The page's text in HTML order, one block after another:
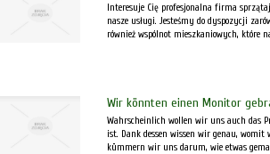
Interesuje Cię profesjonalna firma
nasze usługi. Jesteśmy do dyspozycji
również wspólnot mieszkaniowych, które
Wir könnten einen Monitor
Wahrscheinlich wollen wir uns auch das
ist. Dank dessen wissen wir genau,
kümmern wir uns darum, wie etwas